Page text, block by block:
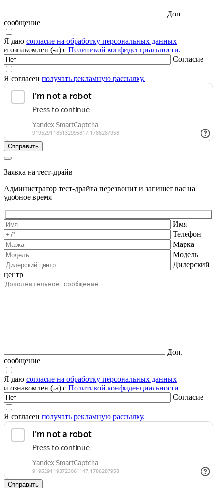
Доп.
сообщение
Я даю согласие на обработку персональных данных
и ознакомлен (-а) с Политикой конфиденциальности.
Согласие
Я согласен получать рекламную рассылку.
Заявка на тест-драйв
Администратор тест-драйва перезвонит и запишет вас на
удобное время
Имя
Телефон
Марка
Модель
Дилерский
центр
Доп.
сообщение
Я даю согласие на обработку персональных данных
и ознакомлен (-а) с Политикой конфиденциальности.
Согласие
Я согласен получать рекламную рассылку.